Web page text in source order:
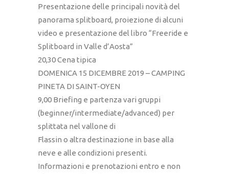
Presentazione delle principali novità del
panorama splitboard, proiezione di alcuni
video e presentazione del libro “Freeride e
Splitboard in Valle d’Aosta”
20,30 Cena tipica
DOMENICA 15 DICEMBRE 2019 – CAMPING
PINETA DI SAINT-OYEN
9,00 Briefing e partenza vari gruppi
(beginner/intermediate/advanced) per
splittata nel vallone di
Flassin o altra destinazione in base alla
neve e alle condizioni presenti.
Informazioni e prenotazioni entro e non